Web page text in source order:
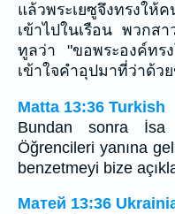
แล้วพระเยซูจึงทรงให้
เข้าไปในเรือน พวกสา
ทูลว่า "ขอพระองค์ทร
เข้าใจคำอุปมาที่ว่าด้ว
Matta 13:36 Turkish
Bundan sonra İsa
Öğrencileri yanına
benzetmeyi bize
Матей 13:36